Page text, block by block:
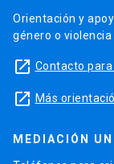
Orientación y
género o violencia
launch Contacto
launch Más
MEDIACIÓN